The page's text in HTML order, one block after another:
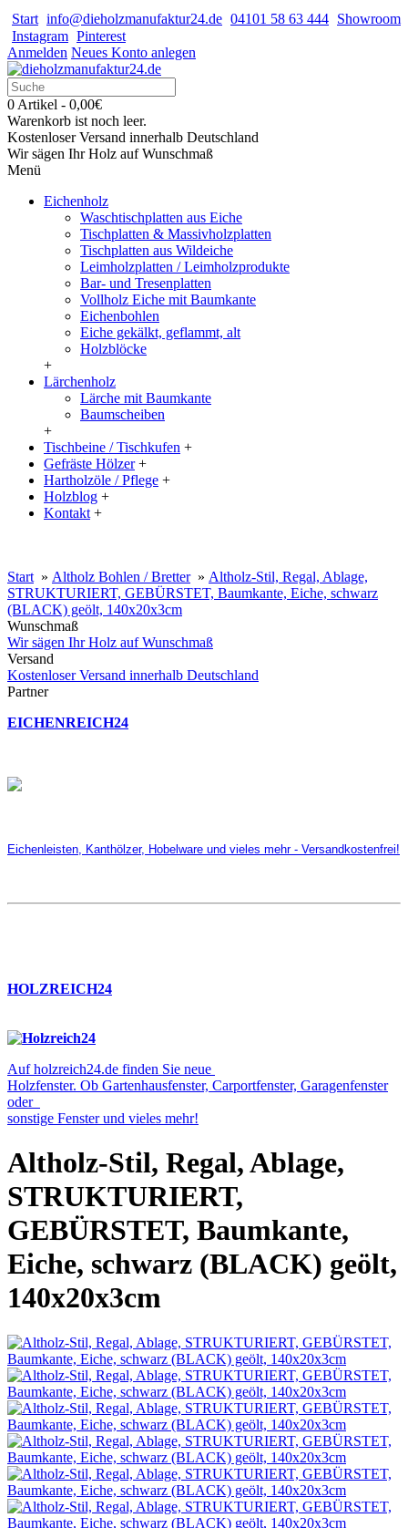
Start info@dieholzmanufaktur24.de 04101 58 63 444 Showroom
Instagram Pinterest
Anmelden Neues Konto anlegen
0 Artikel - 0,00€
Warenkorb ist noch leer.
Kostenloser Versand innerhalb Deutschland
Wir sägen Ihr Holz auf Wunschmaß
Menü
Eichenholz
Waschtischplatten aus Eiche
Tischplatten & Massivholzplatten
Tischplatten aus Wildeiche
Leimholzplatten / Leimholzprodukte
Bar- und Tresenplatten
Vollholz Eiche mit Baumkante
Eichenbohlen
Eiche gekälkt, geflammt, alt
Holzblöcke
+
Lärchenholz
Lärche mit Baumkante
Baumscheiben
+
Tischbeine / Tischkufen +
Gefräste Hölzer +
Hartholzöle / Pflege +
Holzblog +
Kontakt +
Start » Altholz Bohlen / Bretter » Altholz-Stil, Regal, Ablage,
STRUKTURIERT, GEBÜRSTET, Baumkante, Eiche, schwarz
(BLACK) geölt, 140x20x3cm
Wunschmaß
Wir sägen Ihr Holz auf Wunschmaß
Versand
Kostenloser Versand innerhalb Deutschland
Partner
EICHENREICH24
Eichenleisten, Kanthölzer, Hobelware und vieles mehr - Versandkostenfrei!
HOLZREICH24
Auf holzreich24.de finden Sie neue
Holzfenster. Ob Gartenhausfenster, Carportfenster, Garagenfenster
oder
sonstige Fenster und vieles mehr!
Altholz-Stil, Regal, Ablage,
STRUKTURIERT,
GEBÜRSTET, Baumkante,
Eiche, schwarz (BLACK) geölt,
140x20x3cm